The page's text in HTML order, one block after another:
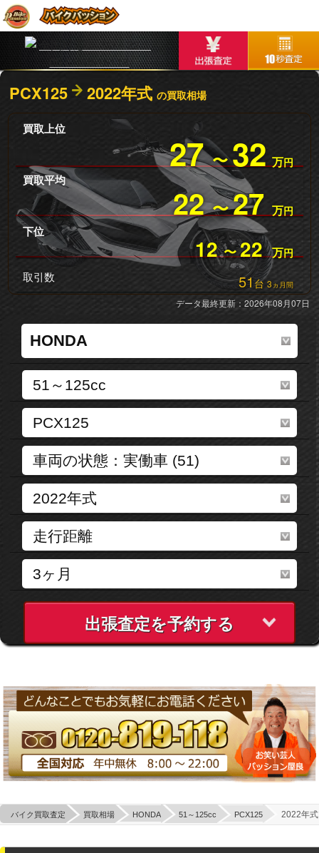
PCX125 2022年式の買取相場
買取上位
27 〜32 万円
買取平均
22 〜27 万円
下位
12 〜22 万円
取引数 51台3 ヵ月間
データ最終更新：2026年08月07日
出張査定を予約する
バイク買取査定 買取相場 HONDA 51～125cc PCX125 2022年式